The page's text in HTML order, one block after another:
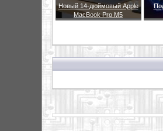
Новый 14-дюймовый Apple
MacBook Pro M5